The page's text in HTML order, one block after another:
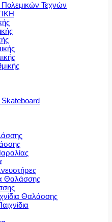
Πολεμικών Τεχνών
Skateboard
Θαλάσσης
Θαλάσσης